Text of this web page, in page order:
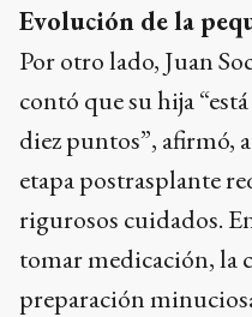
Evolución de la
Por otro lado, Juan
contó que su hija
diez puntos”, afirmó,
etapa postrasplante
rigurosos cuidados.
tomar medicación, la
preparación